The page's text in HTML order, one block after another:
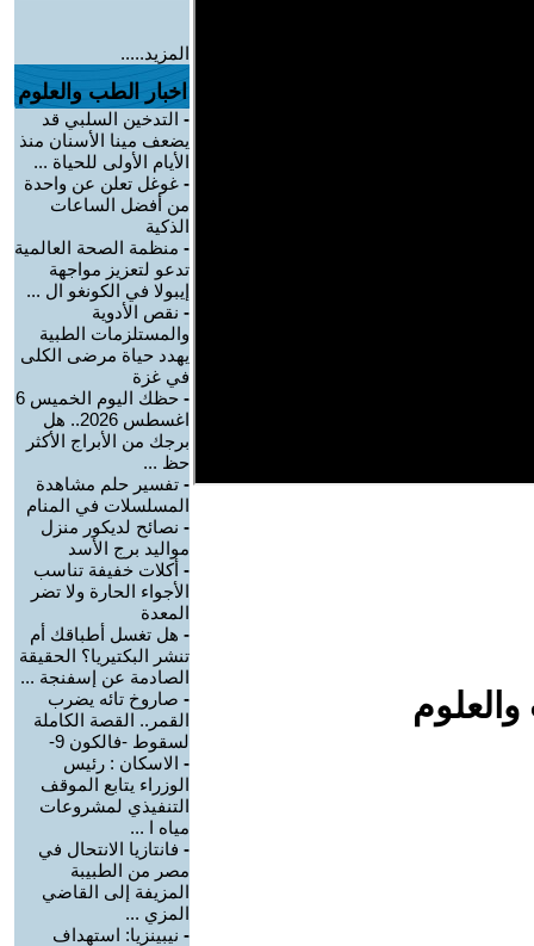
المزيد.....
اخبار الطب والعلوم
- التدخين السلبي قد
يضعف مينا الأسنان منذ
الأيام الأولى للحياة ...
- غوغل تعلن عن واحدة
من أفضل الساعات
الذكية
- منظمة الصحة العالمية
تدعو لتعزيز مواجهة
إيبولا في الكونغو ال ...
- نقص الأدوية
والمستلزمات الطبية
يهدد حياة مرضى الكلى
في غزة
-
حظك اليوم الخميس 6
اغسطس 2026.. هل
برجك من الأبراج الأكثر
حظ ...
- تفسير حلم مشاهدة
المسلسلات في المنام
- نصائح لديكور منزل
مواليد برج الأسد‎
- أكلات خفيفة تناسب
الأجواء الحارة ولا تضر
المعدة
- هل تغسل أطباقك أم
تنشر البكتيريا؟ الحقيقة
الصادمة عن إسفنجة ...
- صاروخ تائه يضرب
القمر.. القصة الكاملة
لسقوط -فالكون 9-
- الاسكان : رئيس
الوزراء يتابع الموقف
التنفيذي لمشروعات
مياه ا ...
- فانتازيا الانتحال في
مصر من الطبيبة
المزيفة إلى القاضي
المزي ...
- نيبينزيا: استهداف